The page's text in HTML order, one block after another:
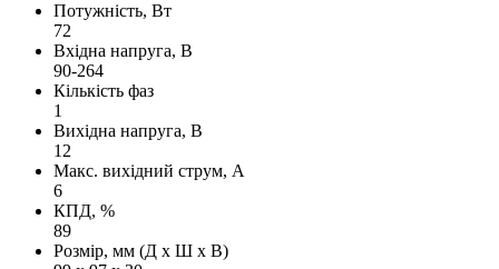
Потужність, Вт
72
Вхідна напруга, В
90-264
Кількість фаз
1
Вихідна напруга, В
12
Макс. вихідний струм, А
6
КПД, %
89
Розмір, мм (Д х Ш х В)